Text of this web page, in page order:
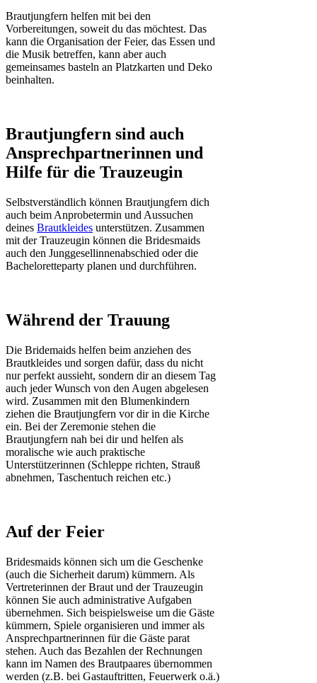
Brautjungfern helfen mit bei den
Vorbereitungen, soweit du das möchtest. Das
kann die Organisation der Feier, das Essen und
die Musik betreffen, kann aber auch
gemeinsames basteln an Platzkarten und Deko
beinhalten.
Brautjungfern sind auch
Ansprechpartnerinnen und
Hilfe für die Trauzeugin
Selbstverständlich können Brautjungfern dich
auch beim Anprobetermin und Aussuchen
deines Brautkleides unterstützen. Zusammen
mit der Trauzeugin können die Bridesmaids
auch den Junggesellinnenabschied oder die
Bacheloretteparty planen und durchführen.
Während der Trauung
Die Bridemaids helfen beim anziehen des
Brautkleides und sorgen dafür, dass du nicht
nur perfekt aussieht, sondern dir an diesem Tag
auch jeder Wunsch von den Augen abgelesen
wird. Zusammen mit den Blumenkindern
ziehen die Brautjungfern vor dir in die Kirche
ein. Bei der Zeremonie stehen die
Brautjungfern nah bei dir und helfen als
moralische wie auch praktische
Unterstützerinnen (Schleppe richten, Strauß
abnehmen, Taschentuch reichen etc.)
Auf der Feier
Bridesmaids können sich um die Geschenke
(auch die Sicherheit darum) kümmern. Als
Vertreterinnen der Braut und der Trauzeugin
können Sie auch administrative Aufgaben
übernehmen. Sich beispielsweise um die Gäste
kümmern, Spiele organisieren und immer als
Ansprechpartnerinnen für die Gäste parat
stehen. Auch das Bezahlen der Rechnungen
kann im Namen des Brautpaares übernommen
werden (z.B. bei Gastauftritten, Feuerwerk o.ä.)